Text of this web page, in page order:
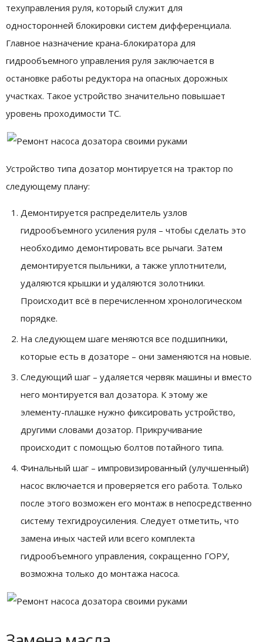
техуправления руля, который служит для
односторонней блокировки систем дифференциала.
Главное назначение крана-блокиратора для
гидрообъемного управления руля заключается в
остановке работы редуктора на опасных дорожных
участках. Такое устройство значительно повышает
уровень проходимости ТС.
Устройство типа дозатор монтируется на трактор по
следующему плану:
Демонтируется распределитель узлов
гидрообъемного усиления руля – чтобы сделать это
необходимо демонтировать все рычаги. Затем
демонтируется пыльники, а также уплотнители,
удаляются крышки и удаляются золотники.
Происходит всё в перечисленном хронологическом
порядке.
На следующем шаге меняются все подшипники,
которые есть в дозаторе – они заменяются на новые.
Следующий шаг – удаляется червяк машины и вместо
него монтируется вал дозатора. К этому же
элементу-плашке нужно фиксировать устройство,
другими словами дозатор. Прикручивание
происходит с помощью болтов потайного типа.
Финальный шаг – импровизированный (улучшенный)
насос включается и проверяется его работа. Только
после этого возможен его монтаж в непосредственно
систему техгидроусиления. Следует отметить, что
замена иных частей или всего комплекта
гидрообъемного управления, сокращенно ГОРУ,
возможна только до монтажа насоса.